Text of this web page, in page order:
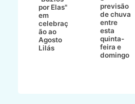
por Elas"
em
celebraç
ão ao
Agosto
Lilás
previsão
de chuva
entre
esta
quinta-
feira e
domingo